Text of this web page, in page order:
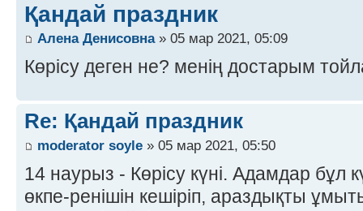
Қандай праздник
Алена Денисовна» 05 мар 2021, 05:09
Көрісу деген не? менің достарым
Re: Қандай праздник
moderator soyle » 05 мар 2021, 05:50
14 наурыз - Көрісу күні. Адамдар бұл
өкпе-ренішін кешіріп, араздықты